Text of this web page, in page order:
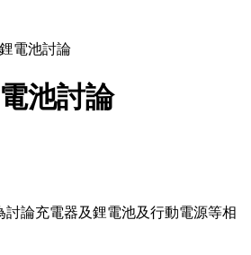
電池討論
池討論
討論充電器及鋰電池及行動電源等相